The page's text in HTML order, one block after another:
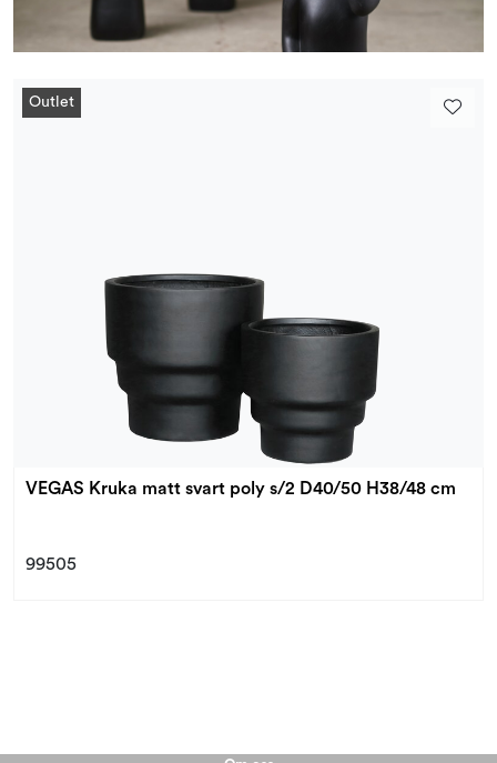
Outlet
VEGAS Kruka matt svart poly s/2 D40/50 H38/48 cm
99505
Kampanjer og Outlet